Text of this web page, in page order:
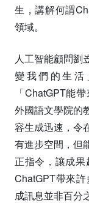
生，講解何謂
領域。
人工智能顧問劉
變我們的生活
「ChatGPT能
外國語文學院的
容生成迅速，令
有進步空間，但
正指令，讓成
ChatGPT帶來
成訊息並非百分